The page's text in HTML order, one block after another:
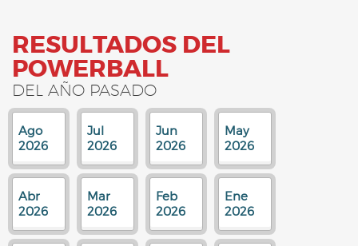
RESULTADOS DEL
POWERBALL
DEL AÑO PASADO
Ago
2026
Jul
2026
Jun
2026
May
2026
Abr
2026
Mar
2026
Feb
2026
Ene
2026